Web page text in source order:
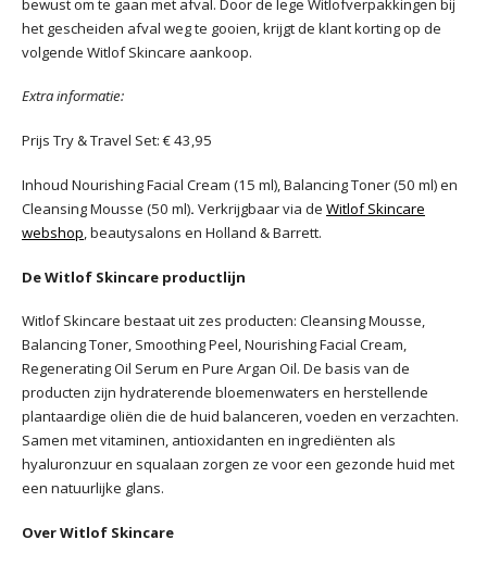
bewust om te gaan met afval. Door de lege Witlofverpakkingen bij
het gescheiden afval weg te gooien, krijgt de klant korting op de
volgende Witlof Skincare aankoop.
Extra informatie:
Prijs Try & Travel Set: € 43,95
Inhoud Nourishing Facial Cream (15 ml), Balancing Toner (50 ml) en
Cleansing Mousse (50 ml). Verkrijgbaar via de Witlof Skincare
webshop, beautysalons en Holland & Barrett.
De Witlof Skincare productlijn
Witlof Skincare bestaat uit zes producten: Cleansing Mousse,
Balancing Toner, Smoothing Peel, Nourishing Facial Cream,
Regenerating Oil Serum en Pure Argan Oil. De basis van de
producten zijn hydraterende bloemenwaters en herstellende
plantaardige oliën die de huid balanceren, voeden en verzachten.
Samen met vitaminen, antioxidanten en ingrediënten als
hyaluronzuur en squalaan zorgen ze voor een gezonde huid met
een natuurlijke glans.
Over Witlof Skincare